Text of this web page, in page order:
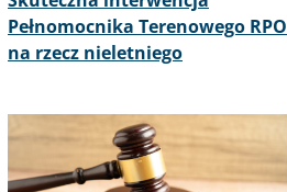
Pełnomocnika Terenowego RPO
na rzecz nieletniego